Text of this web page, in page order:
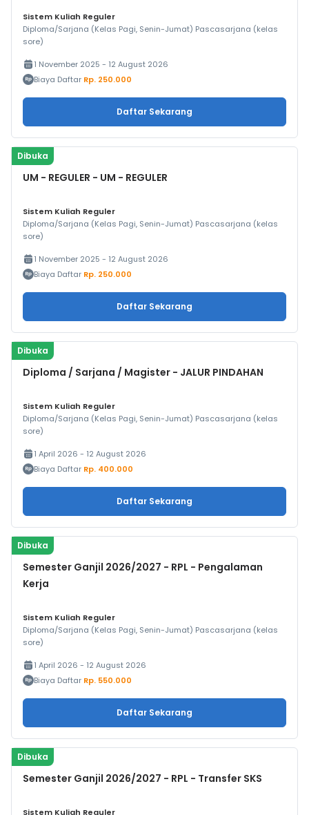
Sistem Kuliah Reguler
Diploma/Sarjana (Kelas Pagi, Senin-Jumat) Pascasarjana (kelas
sore)
1 November 2025 - 12 August 2026
Biaya Daftar Rp. 250.000
Daftar Sekarang
Dibuka
UM - REGULER - UM - REGULER
Sistem Kuliah Reguler
Diploma/Sarjana (Kelas Pagi, Senin-Jumat) Pascasarjana (kelas
sore)
1 November 2025 - 12 August 2026
Biaya Daftar Rp. 250.000
Daftar Sekarang
Dibuka
Diploma / Sarjana / Magister - JALUR PINDAHAN
Sistem Kuliah Reguler
Diploma/Sarjana (Kelas Pagi, Senin-Jumat) Pascasarjana (kelas
sore)
1 April 2026 - 12 August 2026
Biaya Daftar Rp. 400.000
Daftar Sekarang
Dibuka
Semester Ganjil 2026/2027 - RPL - Pengalaman
Kerja
Sistem Kuliah Reguler
Diploma/Sarjana (Kelas Pagi, Senin-Jumat) Pascasarjana (kelas
sore)
1 April 2026 - 12 August 2026
Biaya Daftar Rp. 550.000
Daftar Sekarang
Dibuka
Semester Ganjil 2026/2027 - RPL - Transfer SKS
Sistem Kuliah Reguler